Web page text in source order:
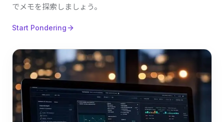
でメモを探索しましょう。
Start Pondering